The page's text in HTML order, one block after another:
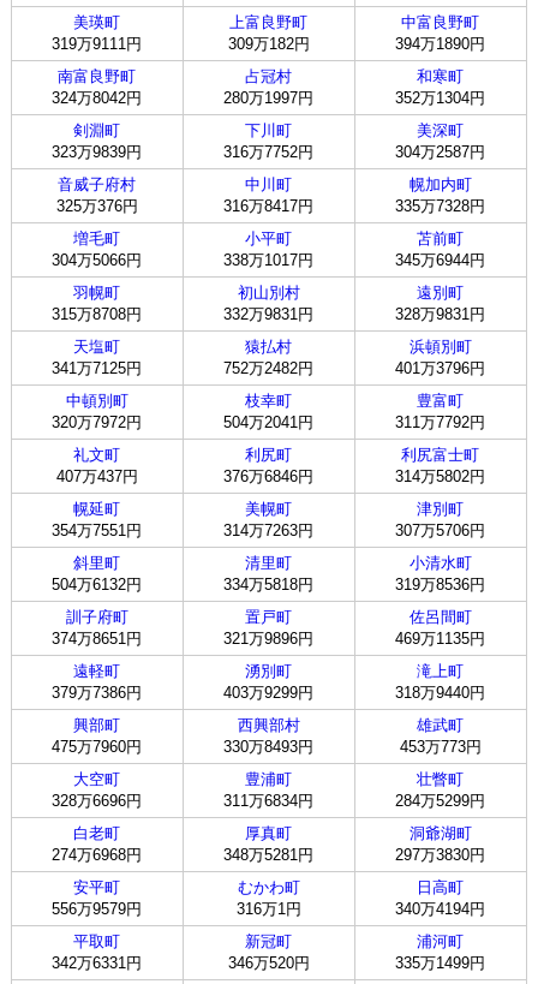
美瑛町
319万9111円
上富良野町
309万182円
中富良野町
394万1890円
南富良野町
324万8042円
占冠村
280万1997円
和寒町
352万1304円
剣淵町
323万9839円
下川町
316万7752円
美深町
304万2587円
音威子府村
325万376円
中川町
316万8417円
幌加内町
335万7328円
増毛町
304万5066円
小平町
338万1017円
苫前町
345万6944円
羽幌町
315万8708円
初山別村
332万9831円
遠別町
328万9831円
天塩町
341万7125円
猿払村
752万2482円
浜頓別町
401万3796円
中頓別町
320万7972円
枝幸町
504万2041円
豊富町
311万7792円
礼文町
407万437円
利尻町
376万6846円
利尻富士町
314万5802円
幌延町
354万7551円
美幌町
314万7263円
津別町
307万5706円
斜里町
504万6132円
清里町
334万5818円
小清水町
319万8536円
訓子府町
374万8651円
置戸町
321万9896円
佐呂間町
469万1135円
遠軽町
379万7386円
湧別町
403万9299円
滝上町
318万9440円
興部町
475万7960円
西興部村
330万8493円
雄武町
453万773円
大空町
328万6696円
豊浦町
311万6834円
壮瞥町
284万5299円
白老町
274万6968円
厚真町
348万5281円
洞爺湖町
297万3830円
安平町
556万9579円
むかわ町
316万1円
日高町
340万4194円
平取町
342万6331円
新冠町
346万520円
浦河町
335万1499円